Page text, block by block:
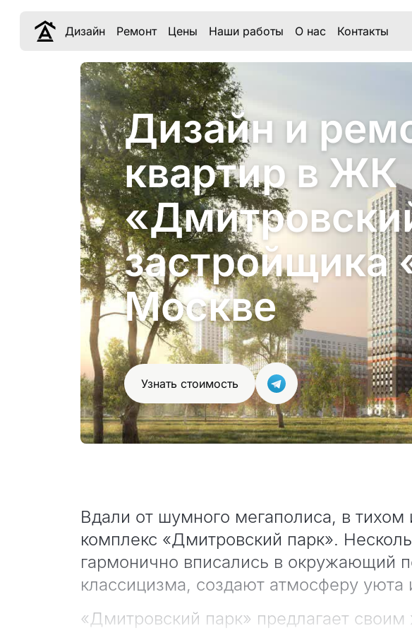
Дизайн Ремонт Цены Наши работы О нас Контакты
Дизайн и
квартир в ЖК
застройщика
Москве
Узнать стоимость
Вдали от шумного мегаполиса, в
комплекс «Дмитровский парк».
гармонично вписались в окружающий
классицизма, создают атмосферу уюта
«Дмитровский парк» предлагает